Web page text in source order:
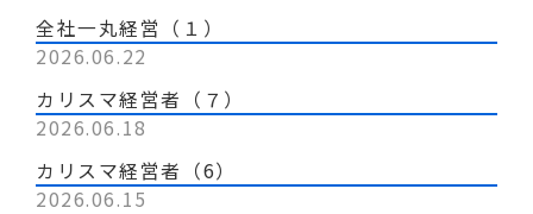
全社一丸経営（１）
2026.06.22
カリスマ経営者（７）
2026.06.18
カリスマ経営者（6）
2026.06.15